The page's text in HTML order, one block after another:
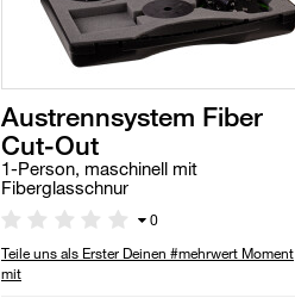
Austrennsystem Fiber
Cut-Out
1-Person, maschinell mit
Fiberglasschnur
0
Teile uns als Erster Deinen #mehrwert Moment
mit